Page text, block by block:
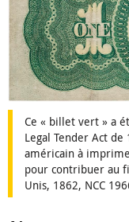
Ce « billet vert » a
Legal Tender Act
américain à
pour contribuer au
Unis, 1862, NCC